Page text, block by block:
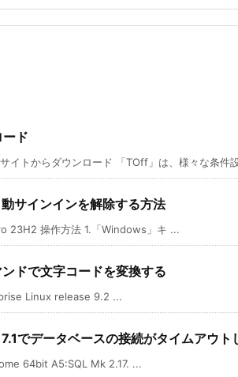
ド
イトからダウンロード 「TOff」は、様々な条件
サインインを解除する方法
23H2 操作方法 1.「Windows」キ ...
ドで文字コードを変換する
Linux release 9.2 ...
でデータベースの接続がタイムアウト
64bit A5:SQL Mk 2.17. ...